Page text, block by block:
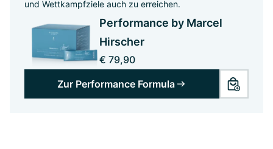
und Wettkampfziele auch zu erreichen.
Performance by Marcel
Hirscher
€ 79,90
Zur Performance Formula